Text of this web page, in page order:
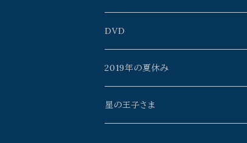
イイノチエ
Rosa_Mystica
中村淳次
チヨト
mono clone
meme
ミズタニカエコ
monoclone
よこやまぺん
山本佳世
星野時環
川島朗
Rosa_Mystica
百瀬靖子
黒田武志
AzulFábrica+spinn
雨花
タニザワピーチ
DVD
2019年の夏休み
星の王子さま